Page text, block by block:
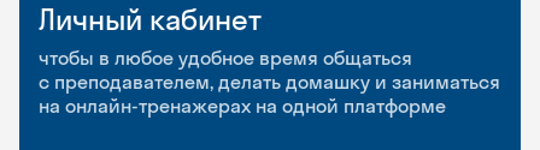
Личный кабинет
чтобы в любое удобное время общаться
с преподавателем, делать домашку и заниматься
на онлайн-тренажерах на одной платформе
Мобильное
приложение
чтобы заниматься и изучать новые слова где
и когда удобно
Разговорные клубы
и Talks
Групповые занятия для разговорной практики
и индивидуальные встречи с преподавателями